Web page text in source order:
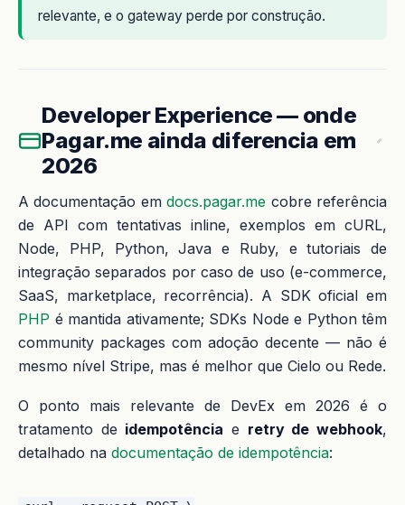
relevante, e o gateway perde por construção.
Developer Experience — onde
Pagar.me ainda diferencia em
2026
A documentação emdocs.pagar.me cobre referência
de API com tentativas inline, exemplos em cURL,
Node, PHP, Python, Java e Ruby, e tutoriais de
integração separados por caso de uso (e-commerce,
SaaS, marketplace, recorrência). A SDK oficial em
PHP é mantida ativamente; SDKs Node e Python têm
community packages com adoção decente — não é
mesmo nível Stripe, mas é melhor que Cielo ou Rede.
O ponto mais relevante de DevEx em 2026 é o
tratamento de idempotência e retry de webhook,
detalhado na documentação de idempotência: